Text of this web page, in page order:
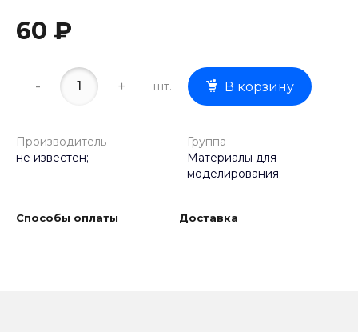
60 ₽
- + шт. В корзину
Производитель
не известен;
Группа
Материалы для
моделирования;
Способы оплаты Доставка